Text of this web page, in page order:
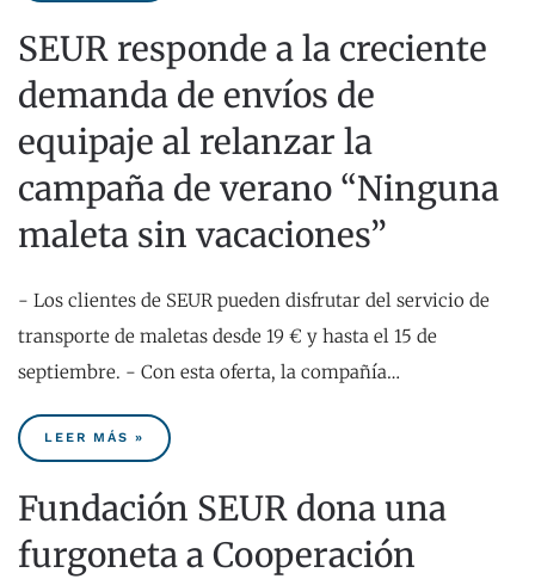
SEUR responde a la creciente
demanda de envíos de
equipaje al relanzar la
campaña de verano “Ninguna
maleta sin vacaciones”
- Los clientes de SEUR pueden disfrutar del servicio de
transporte de maletas desde 19 € y hasta el 15 de
septiembre. - Con esta oferta, la compañía…
LEER MÁS »
Fundación SEUR dona una
furgoneta a Cooperación